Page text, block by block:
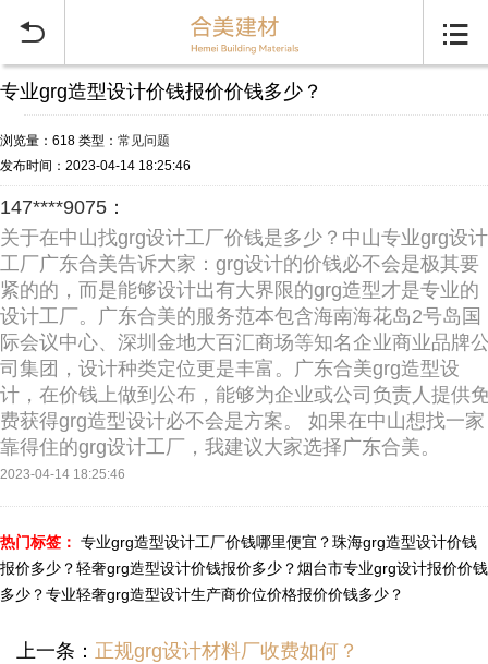
 
专业grg造型设计价钱报价价钱多少？
浏览量：618 类型： 常见问题
发布时间：2023-04-14 18:25:46
147****9075：
关于在中山找grg设计工厂价钱是多少？中山专业grg设计
工厂广东合美告诉大家：grg设计的价钱必不会是极其要
紧的的，而是能够设计出有大界限的grg造型才是专业的
设计工厂。广东合美的服务范本包含海南海花岛2号岛国
际会议中心、深圳金地大百汇商场等知名企业商业品牌
司集团，设计种类定位更是丰富。广东合美grg造型设
计，在价钱上做到公布，能够为企业或公司负责人提供
费获得grg造型设计必不会是方案。 如果在中山想找一家
靠得住的grg设计工厂，我建议大家选择广东合美。
2023-04-14 18:25:46
热门标签： 专业grg造型设计工厂价钱哪里便宜？珠海grg造型设计价钱
报价多少？轻奢grg造型设计价钱报价多少？烟台市专业grg设计报价价钱
多少？专业轻奢grg造型设计生产商价位价格报价价钱多少？
上一条： 正规grg设计材料厂收费如何？